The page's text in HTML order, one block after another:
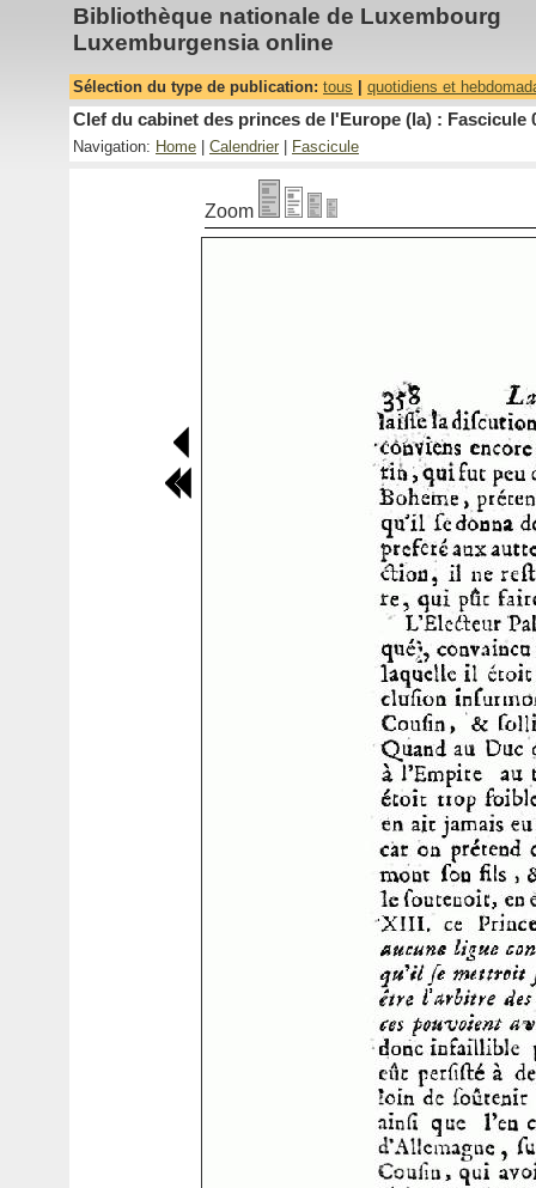
Bibliothèque nationale de Luxembourg
Luxemburgensia online
Sélection du type de publication: tous quotidiens et
Clef du cabinet des princes de l'Europe (la) : Fascicule
Navigation: Home Calendrier Fascicule
Zoom